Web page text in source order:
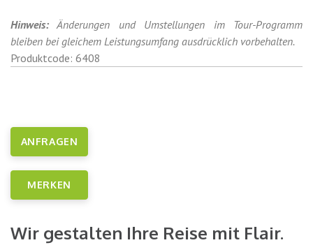
Hinweis: Änderungen und Umstellungen im Tour-Programm
bleiben bei gleichem Leistungsumfang ausdrücklich vorbehalten.
Produktcode: 6408
ANFRAGEN
MERKEN
Wir gestalten Ihre Reise mit Flair.